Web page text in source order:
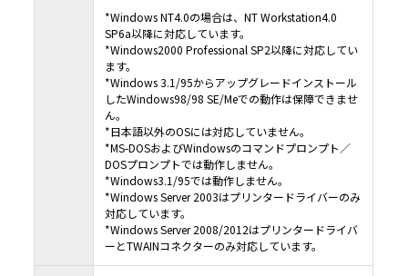
11.2 村田機械は前項による本契約書の変更にあたり、変更後の本契約書の効力発生
までに、本契約書を変更する旨及び変更後の本契約書の内容とその効力発生日を当社
（URL：https://www.muratec.jp/ce/support/）に掲示します。
１２．分離可能性
本契約書の一部が、司法上又は行政上の決定により、無効、違法又は法的強制力がな
合は、かかる部分は削除されるものとし、本契約書における他のいかなる条項ならび
性及び法的強制力にも一切影響を与えるものではありません。
（最終更新日：2019年2月14日）
*Windows NT4.0の場合は、NT Workstation4.0
SP6a以降に対応しています。
*Windows2000 Professional SP2以降に対応してい
ます。
*Windows 3.1/95からアップグレードインストール
したWindows98/98 SE/Meでの動作は保障できませ
ん。
*日本語以外のOSには対応していません。
*MS-DOSおよびWindowsのコマンドプロンプト／
DOSプロンプトでは動作しません。
*Windows3.1/95では動作しません。
*Windows Server 2003はプリンタードライバーのみ
対応しています。
*Windows Server 2008/2012はプリンタードライバ
ーとTWAINコネクターのみ対応しています。